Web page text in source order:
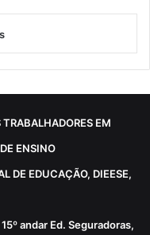
EM
ENSINO
DE EDUCAÇÃO, DIEESE,
andar Ed. Seguradoras,